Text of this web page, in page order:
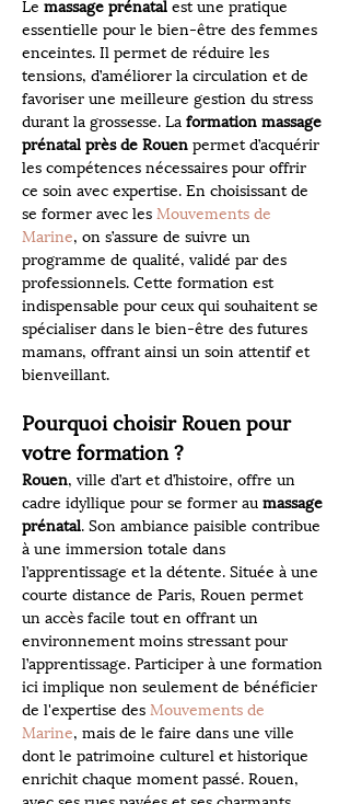
Le massage prénatal est une pratique
essentielle pour le bien-être des femmes
enceintes. Il permet de réduire les
tensions, d’améliorer la circulation et de
favoriser une meilleure gestion du stress
durant la grossesse. La formation massage
prénatal près de Rouen permet d’acquérir
les compétences nécessaires pour offrir
ce soin avec expertise. En choisissant de
se former avec les Mouvements de
Marine, on s’assure de suivre un
programme de qualité, validé par des
professionnels. Cette formation est
indispensable pour ceux qui souhaitent se
spécialiser dans le bien-être des futures
mamans, offrant ainsi un soin attentif et
bienveillant.
Pourquoi choisir Rouen pour
votre formation ?
Rouen, ville d’art et d’histoire, offre un
cadre idyllique pour se former au massage
prénatal. Son ambiance paisible contribue
à une immersion totale dans
l’apprentissage et la détente. Située à une
courte distance de Paris, Rouen permet
un accès facile tout en offrant un
environnement moins stressant pour
l’apprentissage. Participer à une formation
ici implique non seulement de bénéficier
de l'expertise des Mouvements de
Marine, mais de le faire dans une ville
dont le patrimoine culturel et historique
enrichit chaque moment passé. Rouen,